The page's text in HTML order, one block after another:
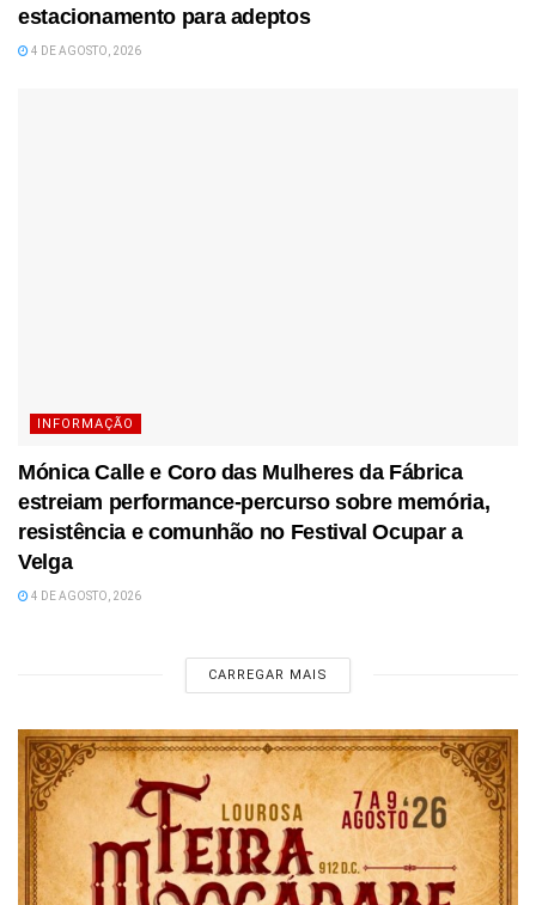
estacionamento para adeptos
4 DE AGOSTO, 2026
INFORMAÇÃO
Mónica Calle e Coro das Mulheres da Fábrica
estreiam performance-percurso sobre memória,
resistência e comunhão no Festival Ocupar a
Velga
4 DE AGOSTO, 2026
CARREGAR MAIS